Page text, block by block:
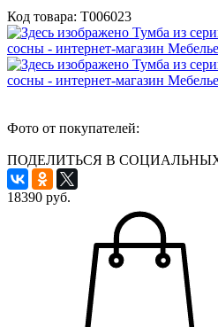
Код товара: Т006023
Фото от покупателей:
ПОДЕЛИТЬСЯ В
18390 руб.